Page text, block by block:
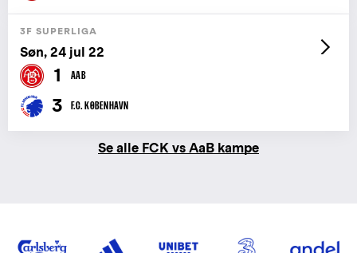
3F SUPERLIGA
Søn, 24 jul 22
1 AAB
3 F.C. KØBENHAVN
Se alle FCK vs AaB kampe